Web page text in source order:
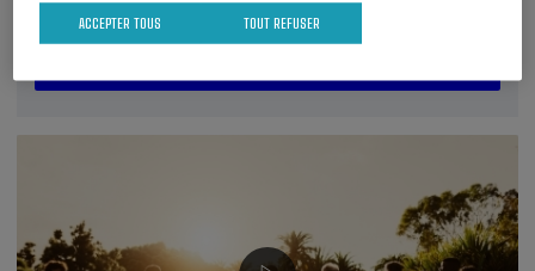
Basque Espagnol
...Dernières
places
Gratuit
Date
passée
Liste
d'attente
Période
d'inscription
TOUT REFUSER
ACCEPTER TOUS